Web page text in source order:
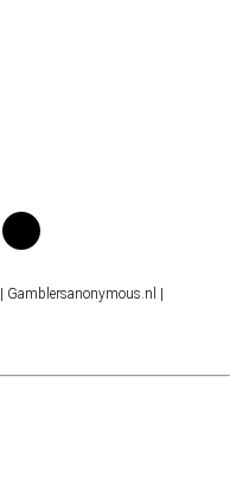
| Gamblersanonymous.nl |